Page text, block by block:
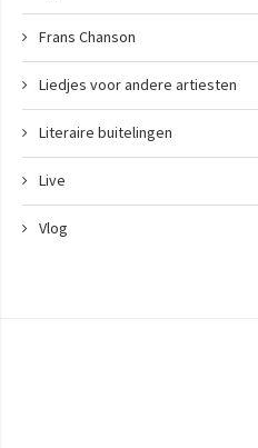
Frans Chanson
Liedjes voor andere artiesten
Literaire buitelingen
Live
Vlog